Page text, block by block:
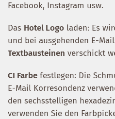
Facebook, Instagram usw.
Das Hotel Logo laden: Es
und bei ausgehenden E-
Textbausteinen verschickt
CI Farbe festlegen: Die
E-Mail Korresondenz
den sechsstelligen
verwenden Sie den